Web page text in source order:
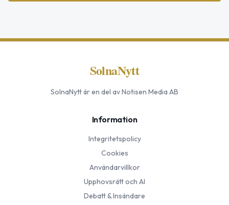
SolnaNytt
SolnaNyttär en del av Notisen Media AB
Information
Integritetspolicy
Cookies
Användarvillkor
Upphovsrätt och AI
Debatt & Insändare